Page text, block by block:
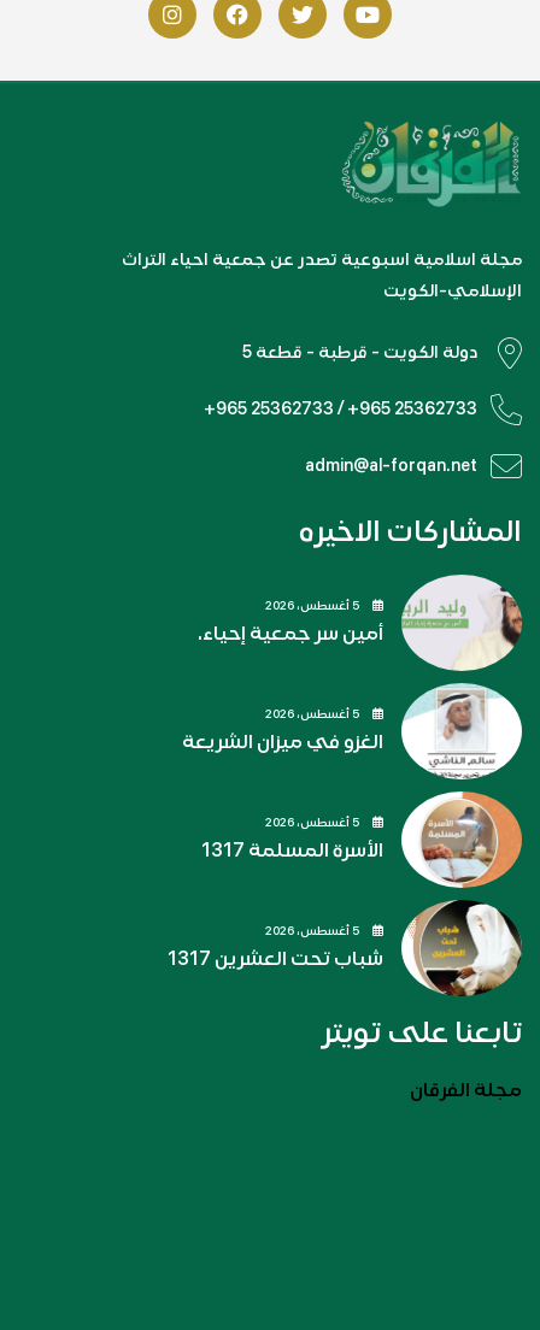
مجلة اسلامية اسبوعية تصدر عن جمعية احياء التراث
الإسلامي-الكويت
دولة الكويت - قرطبة - قطعة 5
+965 25362733 / +965 25362733
admin@al-forqan.net
المشاركات الاخيره
أمين سر جمعية إحياء.
الغزو في ميزان الشريعة
الأسرة المسلمة 1317
شباب تحت العشرين 1317
تابعنا على تويتر
مجلة الفرقان